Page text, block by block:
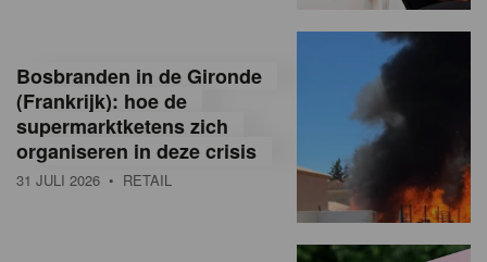
Bosbranden in de Gironde
(Frankrijk): hoe de
supermarktketens zich
organiseren in deze crisis
31 JULI 2026 • RETAIL